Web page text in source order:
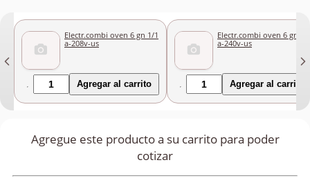
Electr.combi oven 6 gn 1/1
a-208v-us
Agregar al carrito
Electr.combi oven 6 gn 1/
a-240v-us
Agregar al carrito
Agregue este producto a su carrito para poder
cotizar